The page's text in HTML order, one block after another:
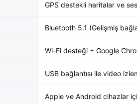
GPS destekli haritalar ve
Bluetooth 5.1 (Gelişmiş
Wi-Fi desteği + Google
USB bağlantısı ile video
Apple ve Android cihazlar